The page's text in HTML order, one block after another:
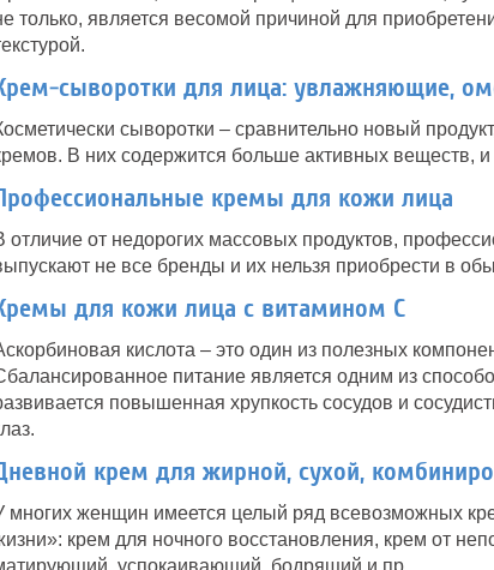
только, является весомой причиной для
сыворотки для лица: увлажняющие,
сыворотки – сравнительно новый
В них содержится больше активных веществ,
кремы для кожи лица
отличие от недорогих массовых продуктов,
не все бренды и их нельзя приобрести в
для кожи лица с витамином С
кислота – это один из полезных
питание является одним из
повышенная хрупкость сосудов и
крем для жирной, сухой,
многих женщин имеется целый ряд всевозможных
крем для ночного восстановления, крем от